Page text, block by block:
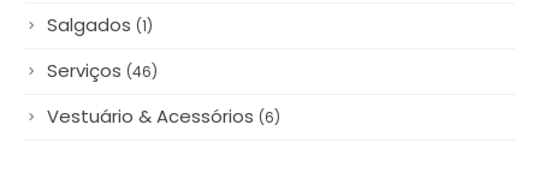
Salgados (1)
Serviços (46)
Vestuário & Acessórios (6)